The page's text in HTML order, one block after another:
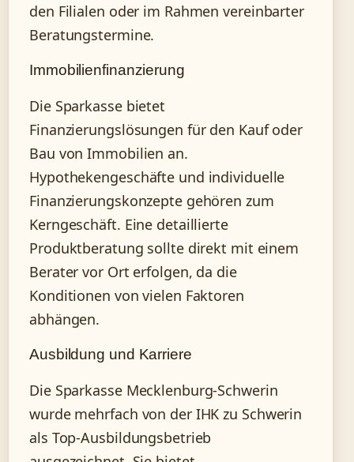
den Filialen oder im Rahmen vereinbarter
Beratungstermine.
Immobilienfinanzierung
Die Sparkasse bietet
Finanzierungslösungen für den Kauf oder
Bau von Immobilien an.
Hypothekengeschäfte und individuelle
Finanzierungskonzepte gehören zum
Kerngeschäft. Eine detaillierte
Produktberatung sollte direkt mit einem
Berater vor Ort erfolgen, da die
Konditionen von vielen Faktoren
abhängen.
Ausbildung und Karriere
Die Sparkasse Mecklenburg-Schwerin
wurde mehrfach von der IHK zu Schwerin
als Top-Ausbildungsbetrieb